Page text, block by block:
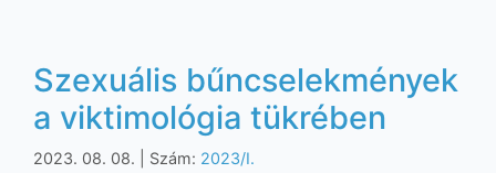
Szexuális bűncselekmények
a viktimológia tükrében
2023. 08. 08. | Szám: 2023/I.